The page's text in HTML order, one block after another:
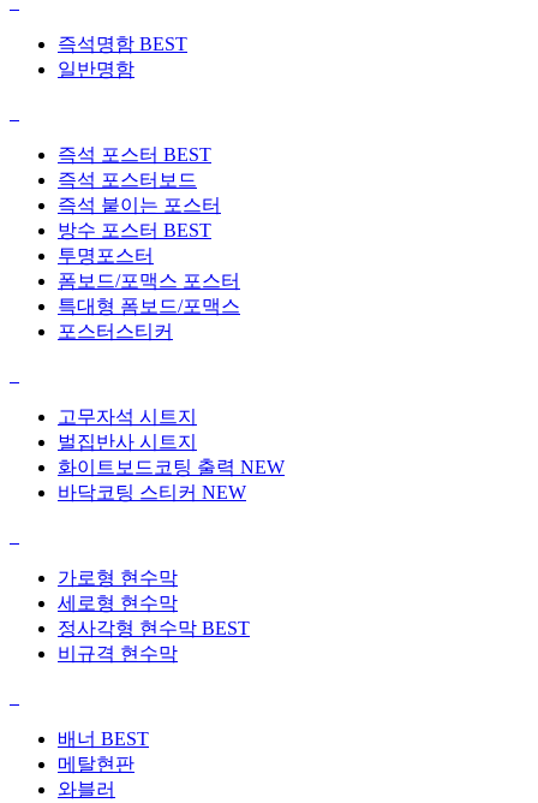
즉석명함 BEST
일반명함
즉석 포스터 BEST
즉석 포스터보드
즉석 붙이는 포스터
방수 포스터 BEST
투명포스터
폼보드/포맥스 포스터
특대형 폼보드/포맥스
포스터스티커
고무자석 시트지
벌집반사 시트지
화이트보드코팅 출력 NEW
바닥코팅 스티커 NEW
가로형 현수막
세로형 현수막
정사각형 현수막 BEST
비규격 현수막
배너 BEST
메탈현판
와블러